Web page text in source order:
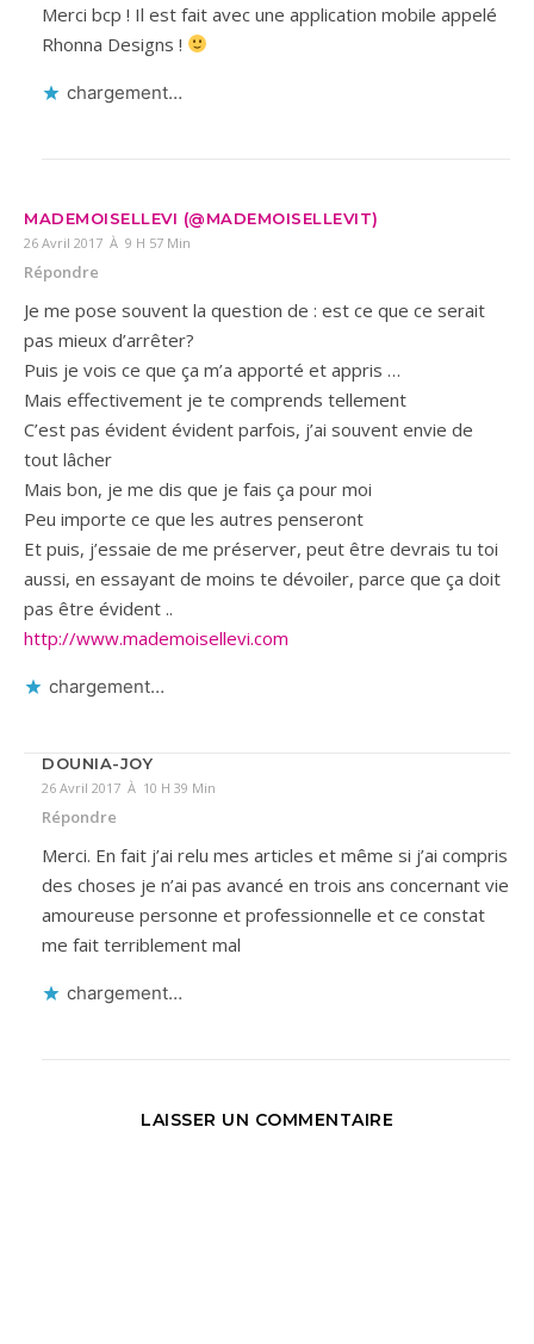
Merci bcp ! Il est fait avec une application mobile appelé
Rhonna Designs !
chargement…
MADEMOISELLEVI (@MADEMOISELLEVIT)
26 Avril 2017 À 9 H 57 Min
Répondre
Je me pose souvent la question de : est ce que ce serait
pas mieux d’arrêter?
Puis je vois ce que ça m’a apporté et appris …
Mais effectivement je te comprends tellement
C’est pas évident évident parfois, j’ai souvent envie de
tout lâcher
Mais bon, je me dis que je fais ça pour moi
Peu importe ce que les autres penseront
Et puis, j’essaie de me préserver, peut être devrais tu toi
aussi, en essayant de moins te dévoiler, parce que ça doit
pas être évident ..
http://www.mademoisellevi.com
chargement…
DOUNIA-JOY
26 Avril 2017 À 10 H 39 Min
Répondre
Merci. En fait j’ai relu mes articles et même si j’ai compris
des choses je n’ai pas avancé en trois ans concernant vie
amoureuse personne et professionnelle et ce constat
me fait terriblement mal
chargement…
LAISSER UN COMMENTAIRE